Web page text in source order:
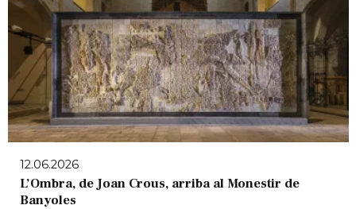
12.06.2026
L’Ombra, de Joan Crous, arriba al Monestir de
Banyoles